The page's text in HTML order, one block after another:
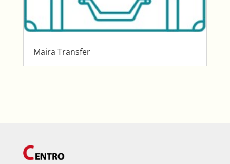
Maira Transfer